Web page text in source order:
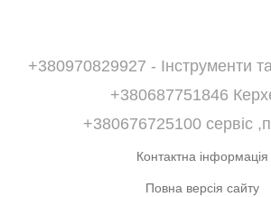
+380970829927 - Інструменти
+380687751846
+380676725100 сервіс
Контактна інформація
Повна версія сайту